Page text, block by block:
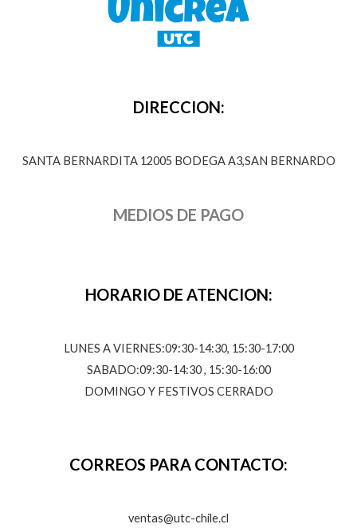
DIRECCION:
SANTA BERNARDITA 12005 BODEGA A3,SAN BERNARDO
MEDIOS DE PAGO
HORARIO DE ATENCION:
LUNES A VIERNES:09:30-14:30, 15:30-17:00
SABADO:09:30-14:30 , 15:30-16:00
DOMINGO Y FESTIVOS CERRADO
CORREOS PARA CONTACTO:
ventas@utc-chile.cl